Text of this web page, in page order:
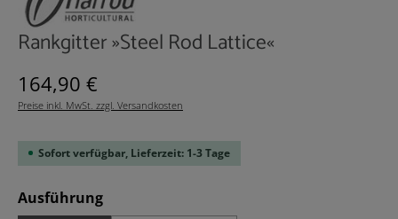
Rankgitter »Steel Rod Lattice«
Regulärer Preis:
164,90 €
Preise inkl. MwSt. zzgl. Versandkosten
Sofort verfügbar, Lieferzeit: 1-3 Tage
Ausführungauswählen